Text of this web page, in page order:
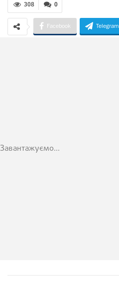
0
308
Facebook Telegram
Завантажуємо...